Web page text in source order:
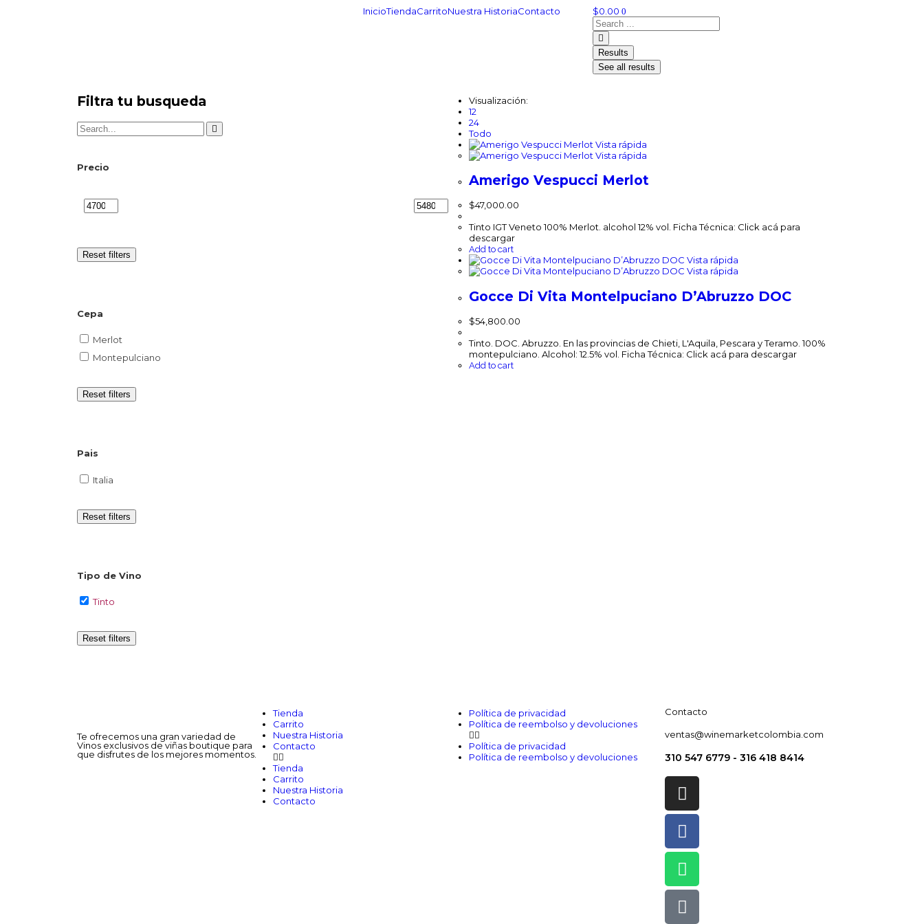
InicioTiendaCarritoNuestra HistoriaContacto $0.00 0
Results
See all results
Filtra tu busqueda
Precio
Reset filters
Cepa
Merlot
Montepulciano
Reset filters
Pais
Italia
Reset filters
Tipo de Vino
Tinto
Reset filters
Visualización:
12
24
Todo
Vista rápida
Vista rápida
Amerigo Vespucci Merlot
$47,000.00
Tinto IGT Veneto 100% Merlot. alcohol 12% vol. Ficha Técnica: Click acá para
descargar
Add to cart
Vista rápida
Vista rápida
Gocce Di Vita Montelpuciano D’Abruzzo DOC
$54,800.00
Tinto. DOC. Abruzzo. En las provincias de Chieti, L'Aquila, Pescara y Teramo. 100%
montepulciano. Alcohol: 12.5% ​​vol. Ficha Técnica: Click acá para descargar
Add to cart
Te ofrecemos una gran variedad de
Vinos exclusivos de viñas boutique para
que disfrutes de los mejores momentos.
Tienda
Carrito
Nuestra Historia
Contacto
Tienda
Carrito
Nuestra Historia
Contacto
Política de privacidad
Política de reembolso y devoluciones
Política de privacidad
Política de reembolso y devoluciones
Contacto
ventas@winemarketcolombia.com
310 547 6779 - 316 418 8414